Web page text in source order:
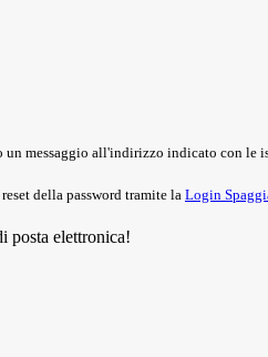
un messaggio all'indirizzo indicato con le
della password tramite la Login
posta elettronica!